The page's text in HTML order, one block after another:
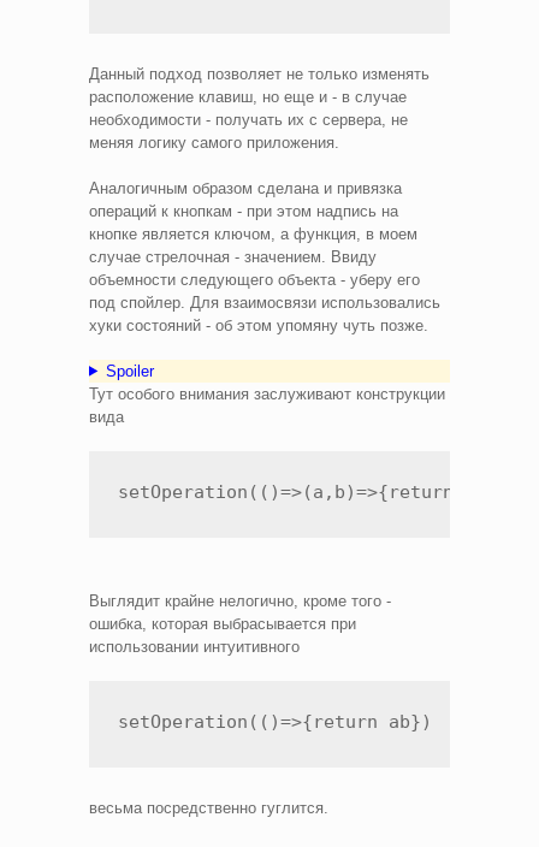
Данный подход позволяет не только изменять
расположение клавиш, но еще и - в случае
необходимости - получать их с сервера, не
меняя логику самого приложения.
Аналогичным образом сделана и привязка
операций к кнопкам - при этом надпись на
кнопке является ключом, а функция, в моем
случае стрелочная - значением. Ввиду
объемности следующего объекта - уберу его
под спойлер. Для взаимосвязи использовались
хуки состояний - об этом упомяну чуть позже.
Spoiler
Тут особого внимания заслуживают конструкции
вида
setOperation(()=>(a,b)=>{return a * b})
Выглядит крайне нелогично, кроме того -
ошибка, которая выбрасывается при
использовании интуитивного
setOperation(()=>{return ab})
весьма посредственно гуглится.